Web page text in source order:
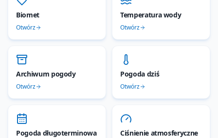
Biomet
Otwórz
Temperatura wody
Otwórz
Archiwum pogody
Otwórz
Pogoda dziś
Otwórz
Pogoda długoterminowa Ciśnienie atmosferyczne